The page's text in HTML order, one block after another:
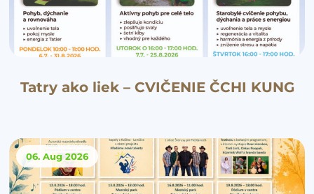
Tatry ako liek – CVIČENIE ČCHI KUNG
06. Aug 2026